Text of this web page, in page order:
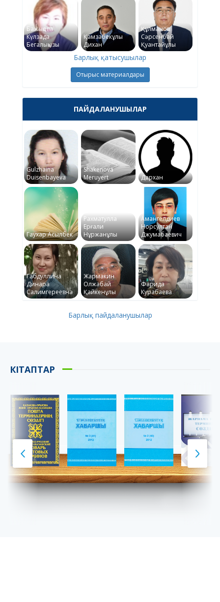
Бажықова
Күлзада
Бегалықызы
Қамзабекұлы
Дихан
Құлманов
Сәрсенбай
Қуантайұлы
Барлық қатысушылар
Отырыс материалдары
ПАЙДАЛАНУШЫЛАР
Gulzhaina
Duisenbayeva
Shakenova
Meruyert
Дархан
Гаухар Асылбек
Рахматулла
Ерғали
Нұржанұлы
Амангелдиев
Норсултан
Джумабаевич
Габдуллина
Динара
Салимгереевна
Жармакин
Олжабай
Қайкенұлы
Фарида
Курабаева
Барлық пайдаланушылар
КІТАПТАР